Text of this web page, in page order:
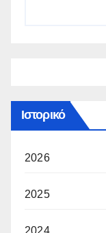
Ιστορικό
2026
2025
2024